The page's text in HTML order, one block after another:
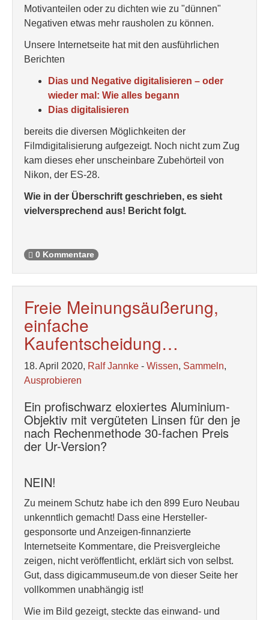
Motivanteilen oder zu dichten wie zu "dünnen"
Negativen etwas mehr rausholen zu können.
Unsere Internetseite hat mit den ausführlichen
Berichten
Dias und Negative digitalisieren – oder
wieder mal: Wie alles begann
Dias digitalisieren
bereits die diversen Möglichkeiten der
Filmdigitalisierung aufgezeigt. Noch nicht zum Zug
kam dieses eher unscheinbare Zubehörteil von
Nikon, der ES-28.
Wie in der Überschrift geschrieben, es sieht
vielversprechend aus! Bericht folgt.
0 Kommentare
Freie Meinungsäußerung,
einfache
Kaufentscheidung…
18. April 2020, Ralf Jannke - Wissen, Sammeln,
Ausprobieren
Ein profischwarz eloxiertes Aluminium-
Objektiv mit vergüteten Linsen für den je
nach Rechenmethode 30-fachen Preis
der Ur-Version?
NEIN!
Zu meinem Schutz habe ich den 899 Euro Neubau
unkenntlich gemacht! Dass eine Hersteller-
gesponsorte und Anzeigen-finnanzierte
Internetseite Kommentare, die Preisvergleiche
zeigen, nicht veröffentlicht, erklärt sich von selbst.
Gut, dass digicammuseum.de von dieser Seite her
vollkommen unabhängig ist!
Wie im Bild gezeigt, steckte das einwand- und